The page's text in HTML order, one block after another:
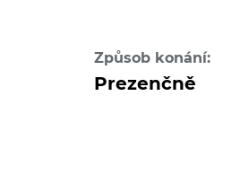
Způsob konání:
Prezenčně